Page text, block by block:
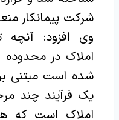
شرکت پیمانکار
وی افزود: آنچه
املاک در
شده است مبتنی
یک فرآیند چند
املاک است که